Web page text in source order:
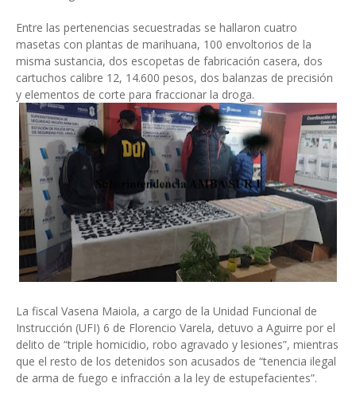
Entre las pertenencias secuestradas se hallaron cuatro
masetas con plantas de marihuana, 100 envoltorios de la
misma sustancia, dos escopetas de fabricación casera, dos
cartuchos calibre 12, 14.600 pesos, dos balanzas de precisión
y elementos de corte para fraccionar la droga.
La fiscal Vasena Maiola, a cargo de la Unidad Funcional de
Instrucción (UFI) 6 de Florencio Varela, detuvo a Aguirre por el
delito de “triple homicidio, robo agravado y lesiones”, mientras
que el resto de los detenidos son acusados de “tenencia ilegal
de arma de fuego e infracción a la ley de estupefacientes”.